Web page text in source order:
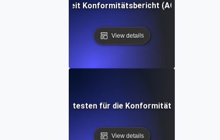
Barrierefreiheit Konformitätsbericht (ACR)
View details
Barrierefreiheitstesten für die Konformität (ACT)
View details